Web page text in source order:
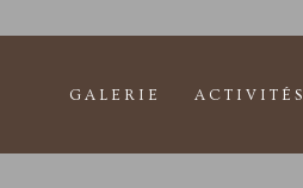
GALERIE ACTIVITÉS